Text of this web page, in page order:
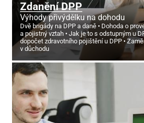
Zdanění DPP
Výhody přivýdělku na dohodu
Dvě brigády na DPP a daně
Dohoda o
a pojistný vztah
Jak je to s odstupným u
dopočet zdravotního pojištění u DPP
v důchodu